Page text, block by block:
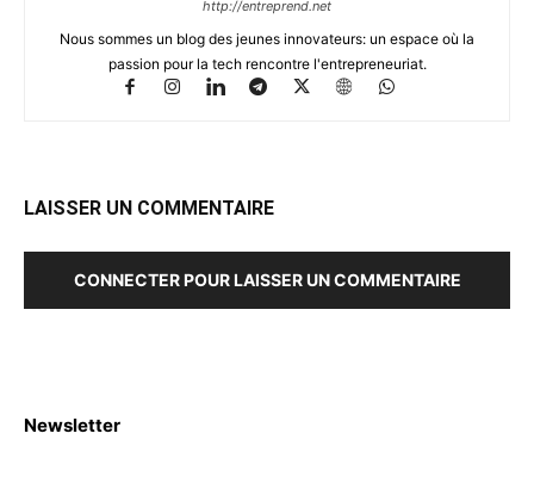
http://entreprend.net
Nous sommes un blog des jeunes innovateurs: un espace où la
passion pour la tech rencontre l'entrepreneuriat.
LAISSER UN COMMENTAIRE
CONNECTER POUR LAISSER UN COMMENTAIRE
Newsletter